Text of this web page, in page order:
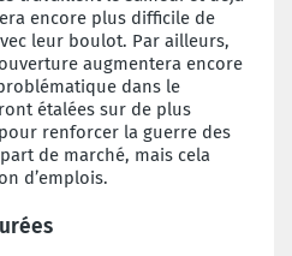
encore plus difficile de
leur boulot. Par ailleurs,
augmentera encore
dans le
étalées sur de plus
renforcer la guerre des
de marché, mais cela
d’emplois.